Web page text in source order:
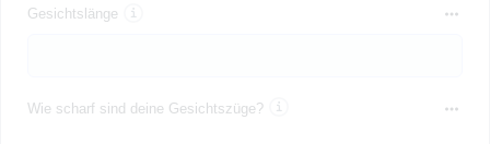
Gesichtslänge
Wie scharf sind deine Gesichtszüge?